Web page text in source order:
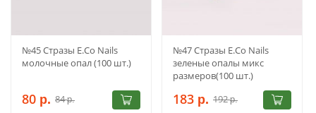
№45 Стразы E.Co Nails
молочные опал (100 шт.)
80 р. 84р.
№47 Стразы E.Co Nails
зеленые опалы микс
размеров(100 шт.)
183 р. 192р.